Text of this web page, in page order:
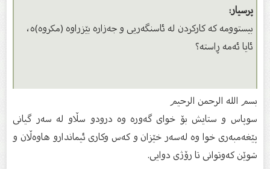
پرسیار:
بیستوومە كە كاركردن لە ئاسنگەریی و جەزارە بێزراوە (مكروه)ە،
ئایا ئەمە ڕاستە؟
بسم الله الرحمن الرحیم
سوپاس و ستایش بۆ خواى گەورە وە درودو سڵاو لە سەر گیانى
پێغەمبەرى خوا وە لەسەر خێزان و كەس وكارى ئیماندارو هاوەڵان و
شوێن كەوتوانى تا رۆژى دوایى.